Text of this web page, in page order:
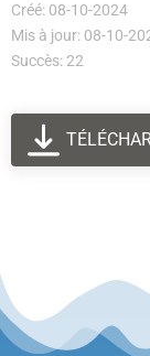
Créé: 08-10-2024
Mis à jour: 08-10-
Succès: 22